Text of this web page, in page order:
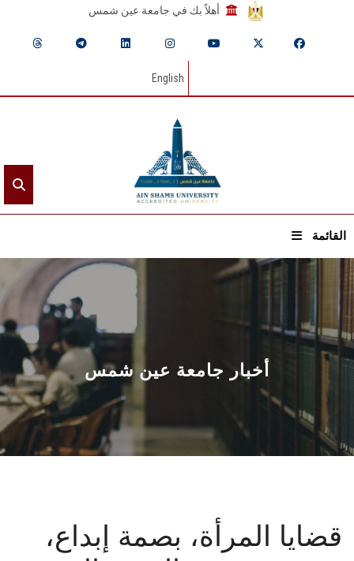
أهلاً بك في جامعة عين شمس
English
القائمة
الرئيسيـة
عن الجامعة
القطاعـات
الشئون الأكاديمية
البحث العلمي
المراكز والوحدات
أخبار جامعة عين شمس
قضايا المرأة، بصمة إبداع،